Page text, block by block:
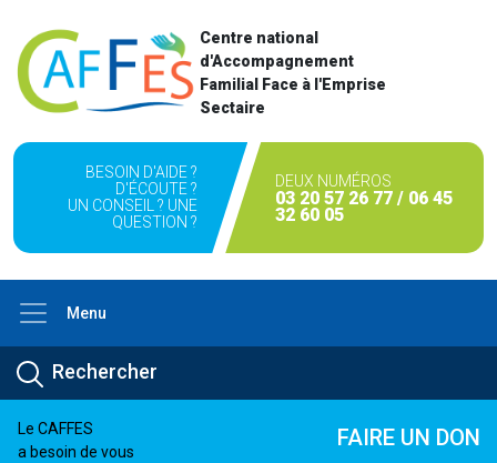
Centre national
d'Accompagnement
Familial Face à l'Emprise
Sectaire
BESOIN D'AIDE ?
D'ÉCOUTE ?
UN CONSEIL ? UNE
QUESTION ?
DEUX NUMÉROS
03 20 57 26 77 / 06 45
32 60 05
Menu
Le CAFFES
a besoin de vous
FAIRE UN DON